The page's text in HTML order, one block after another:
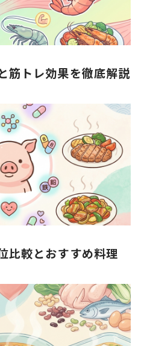
筋トレ効果を徹底解説
比較とおすすめ料理